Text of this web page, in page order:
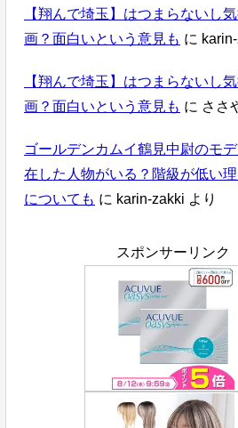
【翔んで埼玉】はつまらないし
画？面白いという意見も に
【翔んで埼玉】はつまらないし
画？面白いという意見も に ささ
ゴールデンカムイ鶴見中尉のモ
在した人物がいる？階級が低い
についても に karin-zakki より
スポンサーリンク